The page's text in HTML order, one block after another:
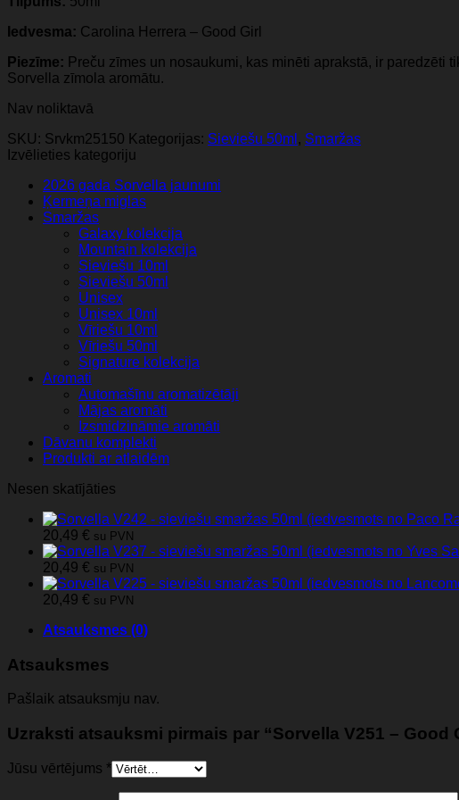
Iedvesma: Carolina Herrera – Good Girl
Piezīme: Preču zīmes un nosaukumi, kas minēti aprakstā, ir
Sorvella zīmola aromātu.
Nav noliktavā
SKU: Srvkm25150 Kategorijas: Sieviešu 50ml , Smaržas
Izvēlieties kategoriju
2026 gada Sorvella jaunumi
Ķermeņa miglas
Smaržas
Galaxy kolekcija
Mountain kolekcija
Sieviešu 10ml
Sieviešu 50ml
Unisex
Unisex 10ml
Vīriešu 10ml
Vīriešu 50ml
Signature kolekcija
Aromati
Automašīnu aromatizētāji
Mājas aromāti
Izsmidzināmie aromāti
Dāvanu komplekti
Produkti ar atlaidēm
Nesen skatījāties
20,49 € su PVN
20,49 € su PVN
20,49 € su PVN
Atsauksmes (0)
Atsauksmes
Pašlaik atsauksmju nav.
Uzraksti atsauksmi pirmais par “Sorvella V251 –
Jūsu vērtējums *